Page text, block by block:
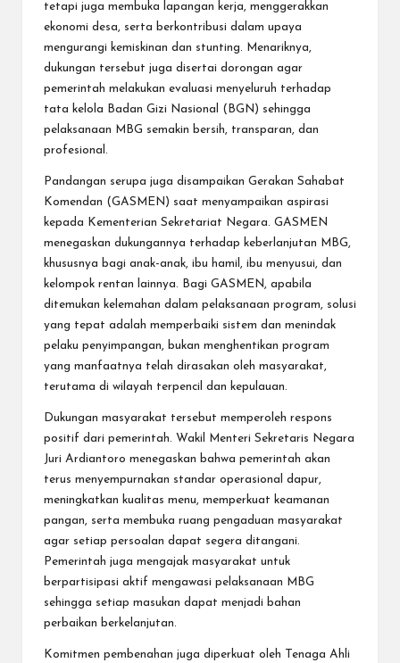
tetapi juga membuka lapangan kerja, menggerakkan
ekonomi desa, serta berkontribusi dalam upaya
mengurangi kemiskinan dan stunting. Menariknya,
dukungan tersebut juga disertai dorongan agar
pemerintah melakukan evaluasi menyeluruh terhadap
tata kelola Badan Gizi Nasional (BGN) sehingga
pelaksanaan MBG semakin bersih, transparan, dan
profesional.
Pandangan serupa juga disampaikan Gerakan Sahabat
Komendan (GASMEN) saat menyampaikan aspirasi
kepada Kementerian Sekretariat Negara. GASMEN
menegaskan dukungannya terhadap keberlanjutan MBG,
khususnya bagi anak-anak, ibu hamil, ibu menyusui, dan
kelompok rentan lainnya. Bagi GASMEN, apabila
ditemukan kelemahan dalam pelaksanaan program, solusi
yang tepat adalah memperbaiki sistem dan menindak
pelaku penyimpangan, bukan menghentikan program
yang manfaatnya telah dirasakan oleh masyarakat,
terutama di wilayah terpencil dan kepulauan.
Dukungan masyarakat tersebut memperoleh respons
positif dari pemerintah. Wakil Menteri Sekretaris Negara
Juri Ardiantoro menegaskan bahwa pemerintah akan
terus menyempurnakan standar operasional dapur,
meningkatkan kualitas menu, memperkuat keamanan
pangan, serta membuka ruang pengaduan masyarakat
agar setiap persoalan dapat segera ditangani.
Pemerintah juga mengajak masyarakat untuk
berpartisipasi aktif mengawasi pelaksanaan MBG
sehingga setiap masukan dapat menjadi bahan
perbaikan berkelanjutan.
Komitmen pembenahan juga diperkuat oleh Tenaga Ahli